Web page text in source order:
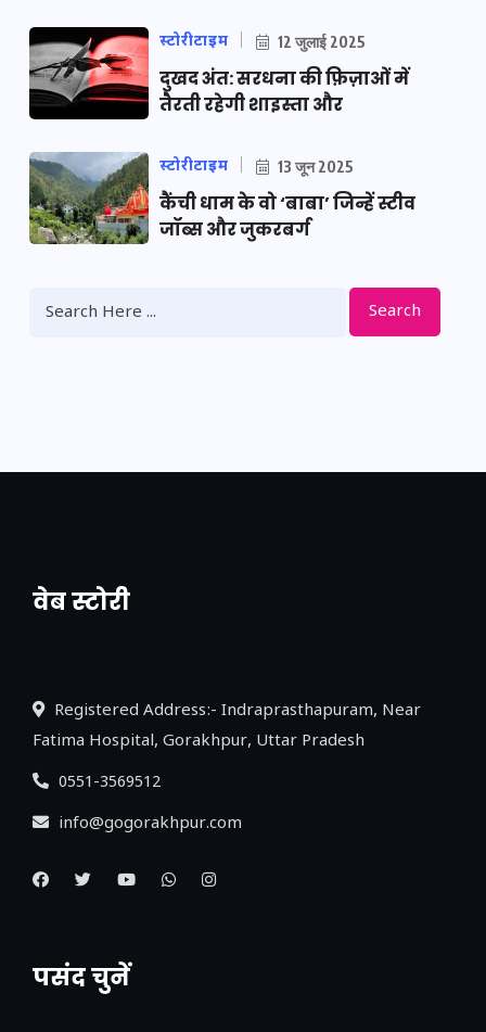
स्टोरीटाइम 12 जुलाई 2025
दुखद अंत: सरधना की फ़िज़ाओं में
तैरती रहेगी शाइस्ता और
स्टोरीटाइम 13 जून 2025
कैंची धाम के वो ‘बाबा’ जिन्हें स्टीव
जॉब्स और जुकरबर्ग
Search
वेब स्टोरी
नया एक्सप्रेसवे: पूर्वांचल का लक, डेवलपमेंट का
Registered Address:- Indraprasthapuram, Near
Fatima Hospital, Gorakhpur, Uttar Pradesh
0551-3569512
info@gogorakhpur.com
पसंद चुनें